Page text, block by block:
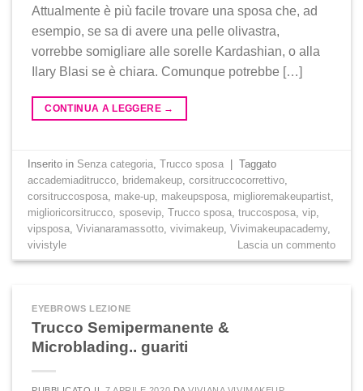
Attualmente è più facile trovare una sposa che, ad
esempio, se sa di avere una pelle olivastra,
vorrebbe somigliare alle sorelle Kardashian, o alla
Ilary Blasi se è chiara. Comunque potrebbe […]
CONTINUA A LEGGERE →
Inserito in Senza categoria ,Trucco sposa | Taggato
accademiaditrucco bridemakeup ,corsitruccocorrettivo
corsitruccosposa make-up makeupsposa miglioremakeupartist
miglioricorsitrucco ,sposevip ,Trucco sposa ,truccosposa ,vip
vipsposa ,Vivianaramassotto ,vivimakeup ,Vivimakeupacademy,
vivistyle
Lascia un commento
EYEBROWS LEZIONE
Trucco Semipermanente &
Microblading.. guariti